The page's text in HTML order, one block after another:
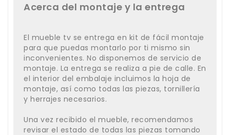
Acerca del montaje y la entrega
El mueble tv se entrega en kit de fácil montaje
para que puedas montarlo por ti mismo sin
inconvenientes. No disponemos de servicio de
montaje. La entrega se realiza a pie de calle. En
el interior del embalaje incluimos la hoja de
montaje, así como todas las piezas, tornillería
y herrajes necesarios.
Una vez recibido el mueble, recomendamos
revisar el estado de todas las piezas tomando